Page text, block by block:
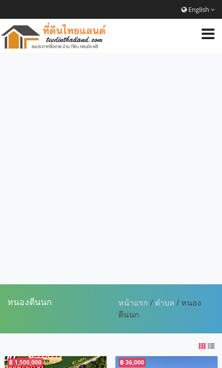
English
หนองตีนนก หน้าแรก / ตำบล / หนอง
ตีนนก
฿ 1,500,000 ฿ 36,000